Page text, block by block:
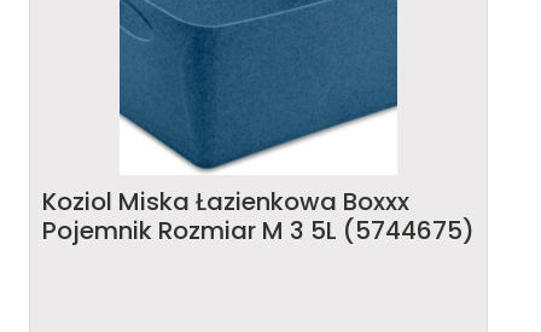
Koziol Miska Łazienkowa Boxxx
Pojemnik Rozmiar M 3 5L (5744675)